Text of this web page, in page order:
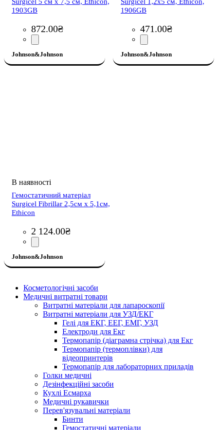
Surgicel 5 см х 7,5 см, Ethicon,
1903GB
872.00₴
Johnson&Johnson
Surgicel 1,2х5 см, Ethicon,
1906GB
471.00₴
Johnson&Johnson
Гемостатичний матеріал
Surgicel Fibrillar 2,5см х 5,1см,
Ethicon
2 124.00₴
Johnson&Johnson
Косметологічні засоби
Медичні витратні товари
Витратні матеріали для лапароскопії
Витратні матеріали для УЗД/ЕКГ
Гелі для ЕКГ, ЕЕГ, ЕМГ, УЗД
Електроди для Екг
Термопапір (діаграмна стрічка) для Екг
Термопапір (термоплівки) для
відеопринтерів
Термопапір для лабораторних приладів
Голки медичні
Дезінфекційні засоби
Кухлі Есмарха
Медичні рукавички
Перев'язувальні матеріали
Бинти
Гемостатичні матеріали